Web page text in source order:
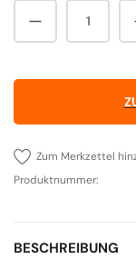
Produkt
Zum Merkzettel
Produktnummer:
BESCHREIBUNG